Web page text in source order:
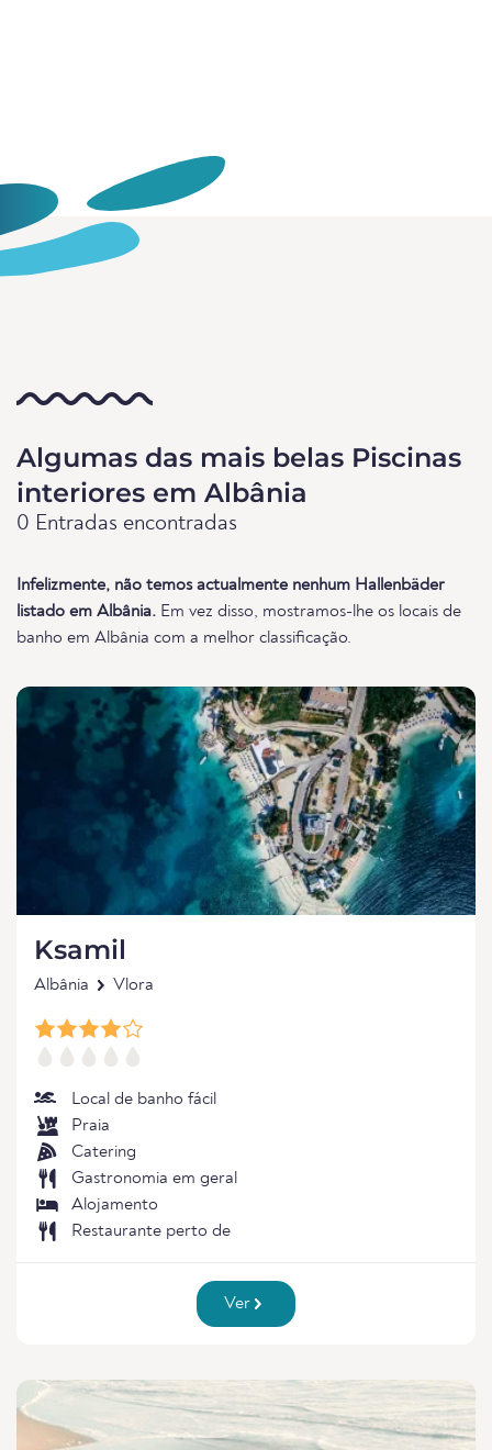
Algumas das mais belas Piscinas
interiores em Albânia
0 Entradas encontradas
Infelizmente, não temos actualmente nenhum Hallenbäder
listado em Albânia. Em vez disso, mostramos-lhe os locais de
banho em Albânia com a melhor classificação.
Ksamil
Albânia Vlora
Local de banho fácil
Praia
Catering
Gastronomia em geral
Alojamento
Restaurante perto de
Ver